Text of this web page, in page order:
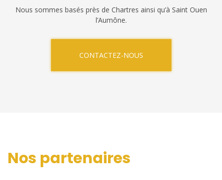
Nous sommes basés près de Chartres ainsi qu’à Saint Ouen
l’Aumône.
CONTACTEZ-NOUS
Nos partenaires